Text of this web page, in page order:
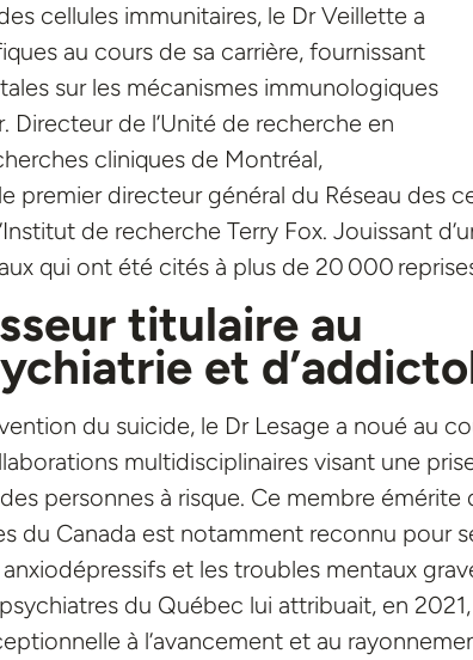
cellules immunitaires, le Dr Veillette a
au cours de sa carrière, fournissant
sur les mécanismes immunologiques
Directeur de l’Unité de recherche en
cliniques de Montréal,
premier directeur général du Réseau des
de recherche Terry Fox. Jouissant
qui ont été cités à plus de 20 000
titulaire au
et
du suicide, le Dr Lesage a noué au
multidisciplinaires visant une
personnes à risque. Ce membre émérite
du Canada est notamment reconnu pour
et les troubles mentaux
du Québec lui attribuait, en
à l’avancement et au